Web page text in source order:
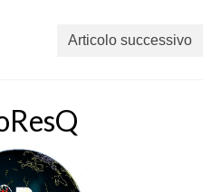
Articolo successivo